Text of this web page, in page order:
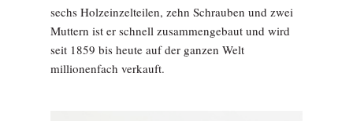
sechs Holzeinzelteilen, zehn Schrauben und zwei
Muttern ist er schnell zusammengebaut und wird
seit 1859 bis heute auf der ganzen Welt
millionenfach verkauft.